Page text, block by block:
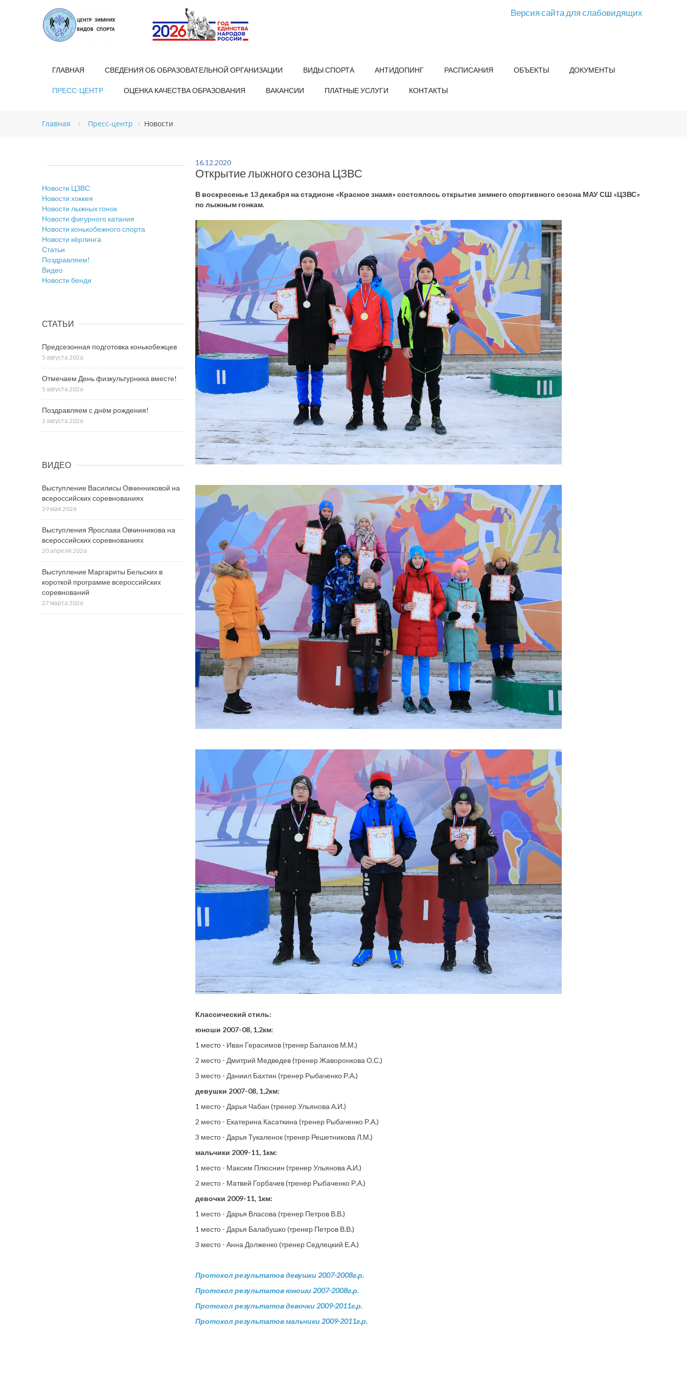
Версия сайта для слабовидящих
ГЛАВНАЯ СВЕДЕНИЯ ОБ ОБРАЗОВАТЕЛЬНОЙ ОРГАНИЗАЦИИ ВИДЫ СПОРТА АНТИДОПИНГ РАСПИСАНИЯ ОБЪЕКТЫ ДОКУМЕНТЫ
ПРЕСС-ЦЕНТР ОЦЕНКА КАЧЕСТВА ОБРАЗОВАНИЯ ВАКАНСИИ ПЛАТНЫЕ УСЛУГИ КОНТАКТЫ
Главная Пресс-центр Новости
16.12.2020
Открытие лыжного сезона ЦЗВС
В воскресенье 13 декабря на стадионе «Красное знамя» состоялось открытие зимнего спортивного сезона МАУ СШ «ЦЗВС»
по лыжным гонкам.
Классический стиль:
юноши 2007-08, 1,2км:
1 место - Иван Герасимов (тренер Бапанов М.М.)
2 место - Дмитрий Медведев (тренер Жаворонкова О.С.)
3 место - Даниил Бахтин (тренер Рыбаченко Р.А.)
девушки 2007-08, 1,2км:
1 место - Дарья Чабан (тренер Ульянова А.И.)
2 место - Екатерина Касаткина (тренер Рыбаченко Р.А.)
3 место - Дарья Тукаленок (тренер Решетникова Л.М.)
мальчики 2009-11, 1км:
1 место - Максим Плюснин (тренер Ульянова А.И.)
2 место - Матвей Горбачев (тренер Рыбаченко Р.А.)
девочки 2009-11, 1км:
1 место - Дарья Власова (тренер Петров В.В.)
1 место - Дарья Балабушко (тренер Петров В.В.)
3 место - Анна Долженко (тренер Седлецкий Е.А.)
Протокол результатов девушки 2007-2008г.р.
Протокол результатов юноши 2007-2008г.р.
Протокол результатов девочки 2009-2011г.р.
Протокол результатов мальчики 2009-2011г.р.
Новости ЦЗВС
Новости хоккея
Новости лыжных гонок
Новости фигурного катания
Новости конькобежного спорта
Новости кёрлинга
Статьи
Поздравляем!
Видео
Новости бенди
СТАТЬИ
Предсезонная подготовка конькобежцев
5 августа 2026
Отмечаем День физкультурника вместе!
5 августа 2026
Поздравляем с днём рождения!
2 августа 2026
ВИДЕО
Выступление Василисы Овчинниковой на
всероссийских соревнованиях
29 мая 2026
Выступления Ярослава Овчинникова на
всероссийских соревнованиях
20 апреля 2026
Выступление Маргариты Бельских в
короткой программе всероссийских
соревнований
27 марта 2026